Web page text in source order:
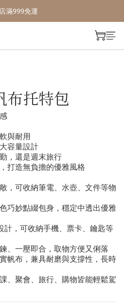
滿999免運
布托特包
與耐用
容量設計
，還是週末旅行
打造無負擔的優雅風格
，可收納筆電、水壺、文件等物
巧妙點綴包身，穩定中透出優雅
計，可收納手機、票卡、鑰匙等
、一壓即合，取物方便又俐落
帆布，兼具耐磨與支撐性，長時
、聚會、旅行、購物皆能輕鬆駕